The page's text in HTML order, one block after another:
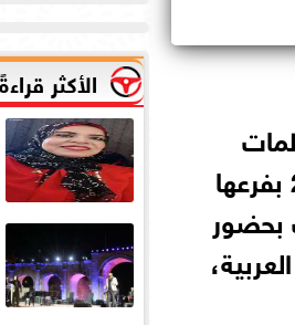
المتخصصة التابعة لجامعة الدول العربية، يوم الثلاثاء الموافق 16 يونيو 2026 بفرعها
بحضور
الأكثر قراءةً